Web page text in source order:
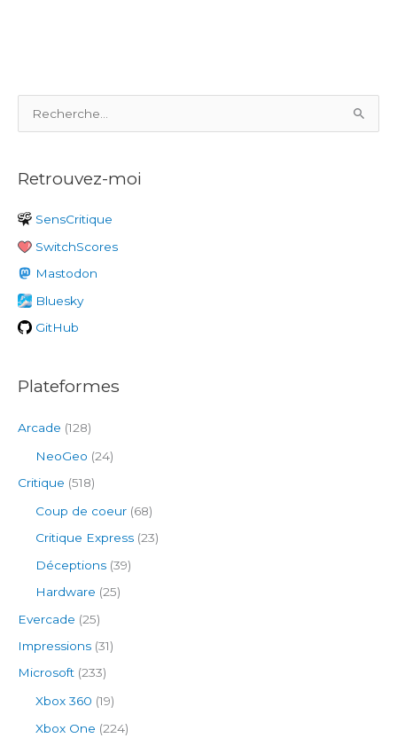
e
h
r
c
h
e
r
Retrouvez-moi
SensCritique
SwitchScores
Mastodon
Bluesky
GitHub
Plateformes
Arcade (128)
NeoGeo (24)
Critique (518)
Coup de coeur (68)
Critique Express (23)
Déceptions (39)
Hardware (25)
Evercade (25)
Impressions (31)
Microsoft (233)
Xbox 360 (19)
Xbox One (224)